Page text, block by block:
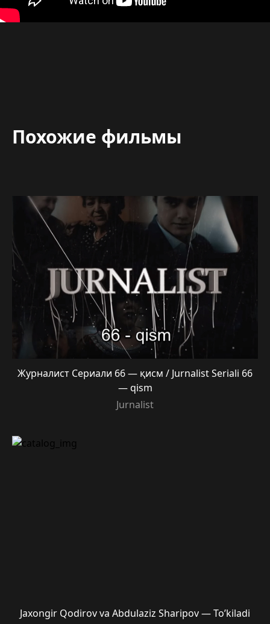
Похожие фильмы
Журналист Сериали 66 — қисм / Jurnalist Seriali 66
— qism
Jurnalist
Jaxongir Qodirov va Abdulaziz Sharipov — To’kiladi